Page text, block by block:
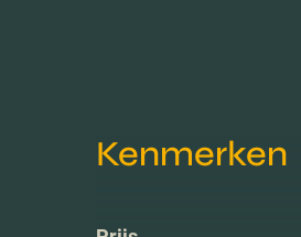
Kenmerken